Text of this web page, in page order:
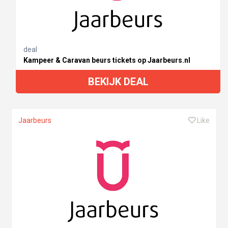
deal
Kampeer & Caravan beurs tickets op Jaarbeurs.nl
BEKIJK DEAL
Jaarbeurs Like